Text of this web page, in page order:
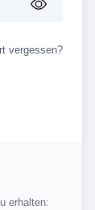
vergessen?
erhalten: